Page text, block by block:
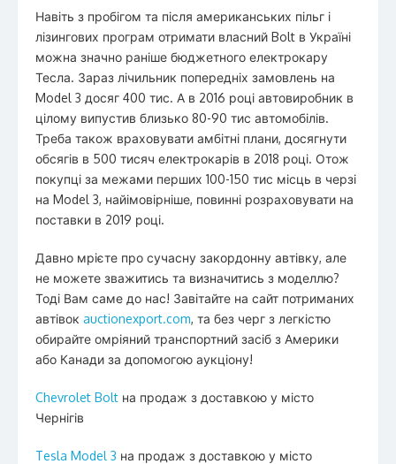
Навіть з пробігом та після американських пільг і
лізингових програм отримати власний Bolt в Україні
можна значно раніше бюджетного електрокару
Тесла. Зараз лічильник попередніх замовлень на
Model 3 досяг 400 тис. А в 2016 році автовиробник в
цілому випустив близько 80-90 тис автомобілів.
Треба також враховувати амбітні плани, досягнути
обсягів в 500 тисяч електрокарів в 2018 році. Отож
покупці за межами перших 100-150 тис місць в черзі
на Model 3, найімовірніше, повинні розраховувати на
поставки в 2019 році.
Давно мрієте про сучасну закордонну автівку, але
не можете зважитись та визначитись з моделлю?
Тоді Вам саме до нас! Завітайте на сайт потриманих
автівок auctionexport.com, та без черг з легкістю
обирайте омріяний транспортний засіб з Америки
або Канади за допомогою аукціону!
Chevrolet Bolt на продаж з доставкою у місто
Чернігів
Tesla Model 3 на продаж з доставкою у місто